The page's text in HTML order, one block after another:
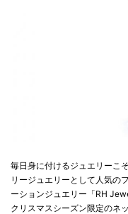
毎日身に付けるジュエリーこ
リージュエリーとして人気の
ーションジュエリー「RH
クリスマスシーズン限定のネ